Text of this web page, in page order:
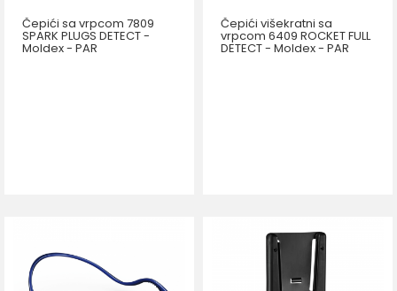
Čepići sa vrpcom 7809
SPARK PLUGS DETECT -
Moldex - PAR
Čepići višekratni sa
vrpcom 6409 ROCKET FULL
DETECT - Moldex - PAR